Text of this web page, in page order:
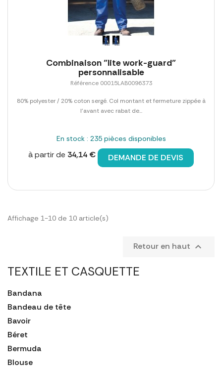
TEXTILE ET CASQUETTE
Bandana
Bandeau de tête
Bavoir
Béret
Bermuda
Blouse
Combinaison "lite work-guard"
personnalisable
Référence 00015LAB0096373
80% polyester / 20% coton sergé. Col montant et fermeture zippée à
l'avant avec rabat de...
En stock : 235 pièces disponibles
à partir de 34,14 € DEMANDE DE DEVIS
Affichage 1-10 de 10 article(s)
Retour en haut 